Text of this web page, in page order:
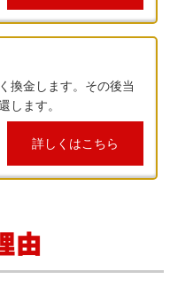
換金します。その後当
します。
詳しくはこちら